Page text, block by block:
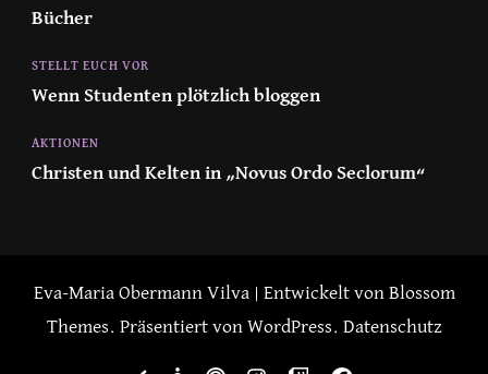
Bücher
STELLT EUCH VOR
Wenn Studenten plötzlich bloggen
AKTIONEN
Christen und Kelten in „Novus Ordo Seclorum“
Eva-Maria ObermannVilva | Entwickelt von Blossom
Themes. Präsentiert von WordPress. Datenschutz